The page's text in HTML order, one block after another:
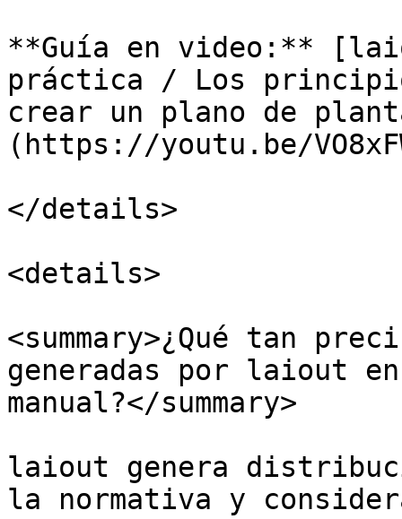
**Guía en video:**
práctica / Los
crear un plano de
(https://youtu.be/
</details>
<details>
<summary>¿Qué tan
generadas por laiout
manual?</summary>
laiout genera
la normativa y